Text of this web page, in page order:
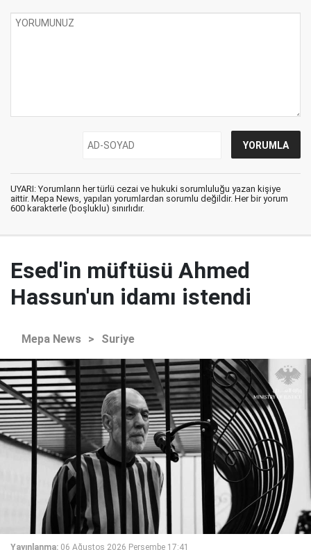
UYARI: Yorumların her türlü cezai ve hukuki sorumluluğu yazan kişiye
aittir. Mepa News, yapılan yorumlardan sorumlu değildir. Her bir yorum
600 karakterle (boşluklu) sınırlıdır.
Esed'in müftüsü Ahmed
Hassun'un idamı istendi
Mepa News > Suriye
Yayınlanma: 06 Ağustos 2026 Perşembe 17:41